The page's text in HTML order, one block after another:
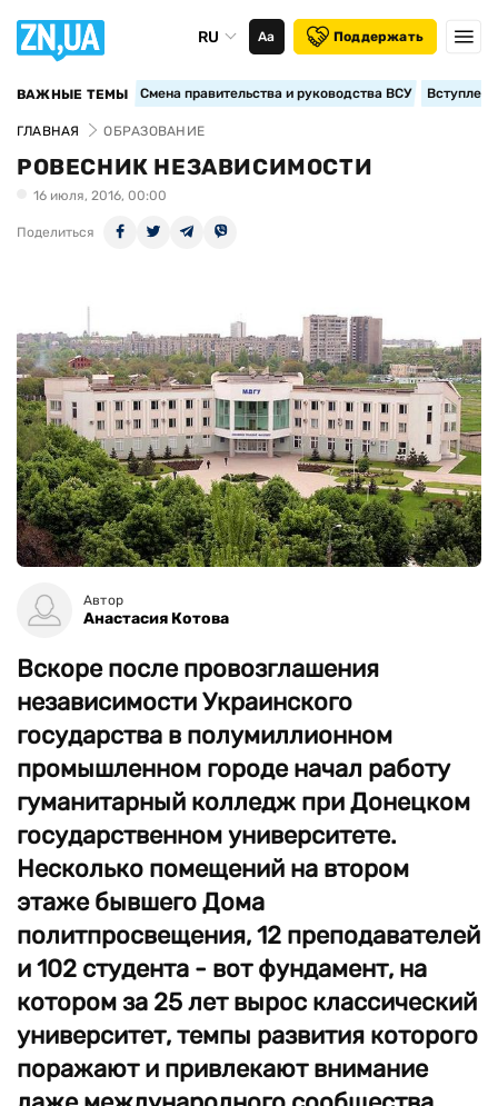
RU Аа Поддержать
ВАЖНЫЕ ТЕМЫ Смена правительства и руководства ВСУ
ГЛАВНАЯ ОБРАЗОВАНИЕ
РОВЕСНИК НЕЗАВИСИМОСТИ
16 июля, 2016, 00:00
Поделиться
Автор
Анастасия Котова
Вскоре после провозглашения
независимости Украинского
государства в полумиллионном
промышленном городе начал работу
гуманитарный колледж при Донецком
государственном университете.
Несколько помещений на втором
этаже бывшего Дома
политпросвещения, 12 преподавателей
и 102 студента - вот фундамент, на
котором за 25 лет вырос классический
университет, темпы развития которого
поражают и привлекают внимание